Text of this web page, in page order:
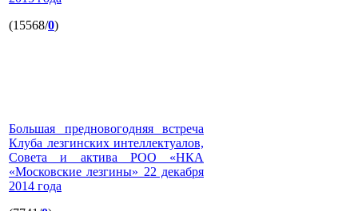
(15568/0)
Большая предновогодняя встреча
Клуба лезгинских интеллектуалов,
Совета и актива РОО «НКА
«Московские лезгины» 22 декабря
2014 года